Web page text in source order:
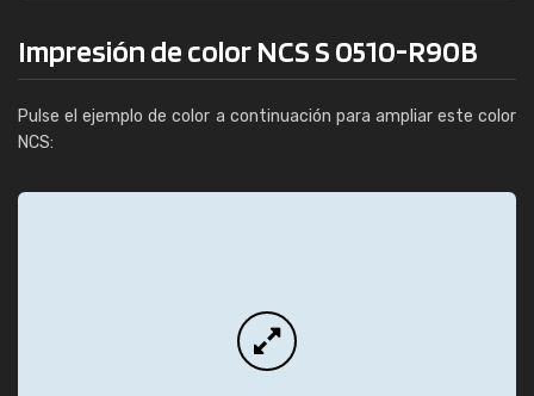
Impresión de color NCS S 0510-R90B
Pulse el ejemplo de color a continuación para ampliar este color
NCS: